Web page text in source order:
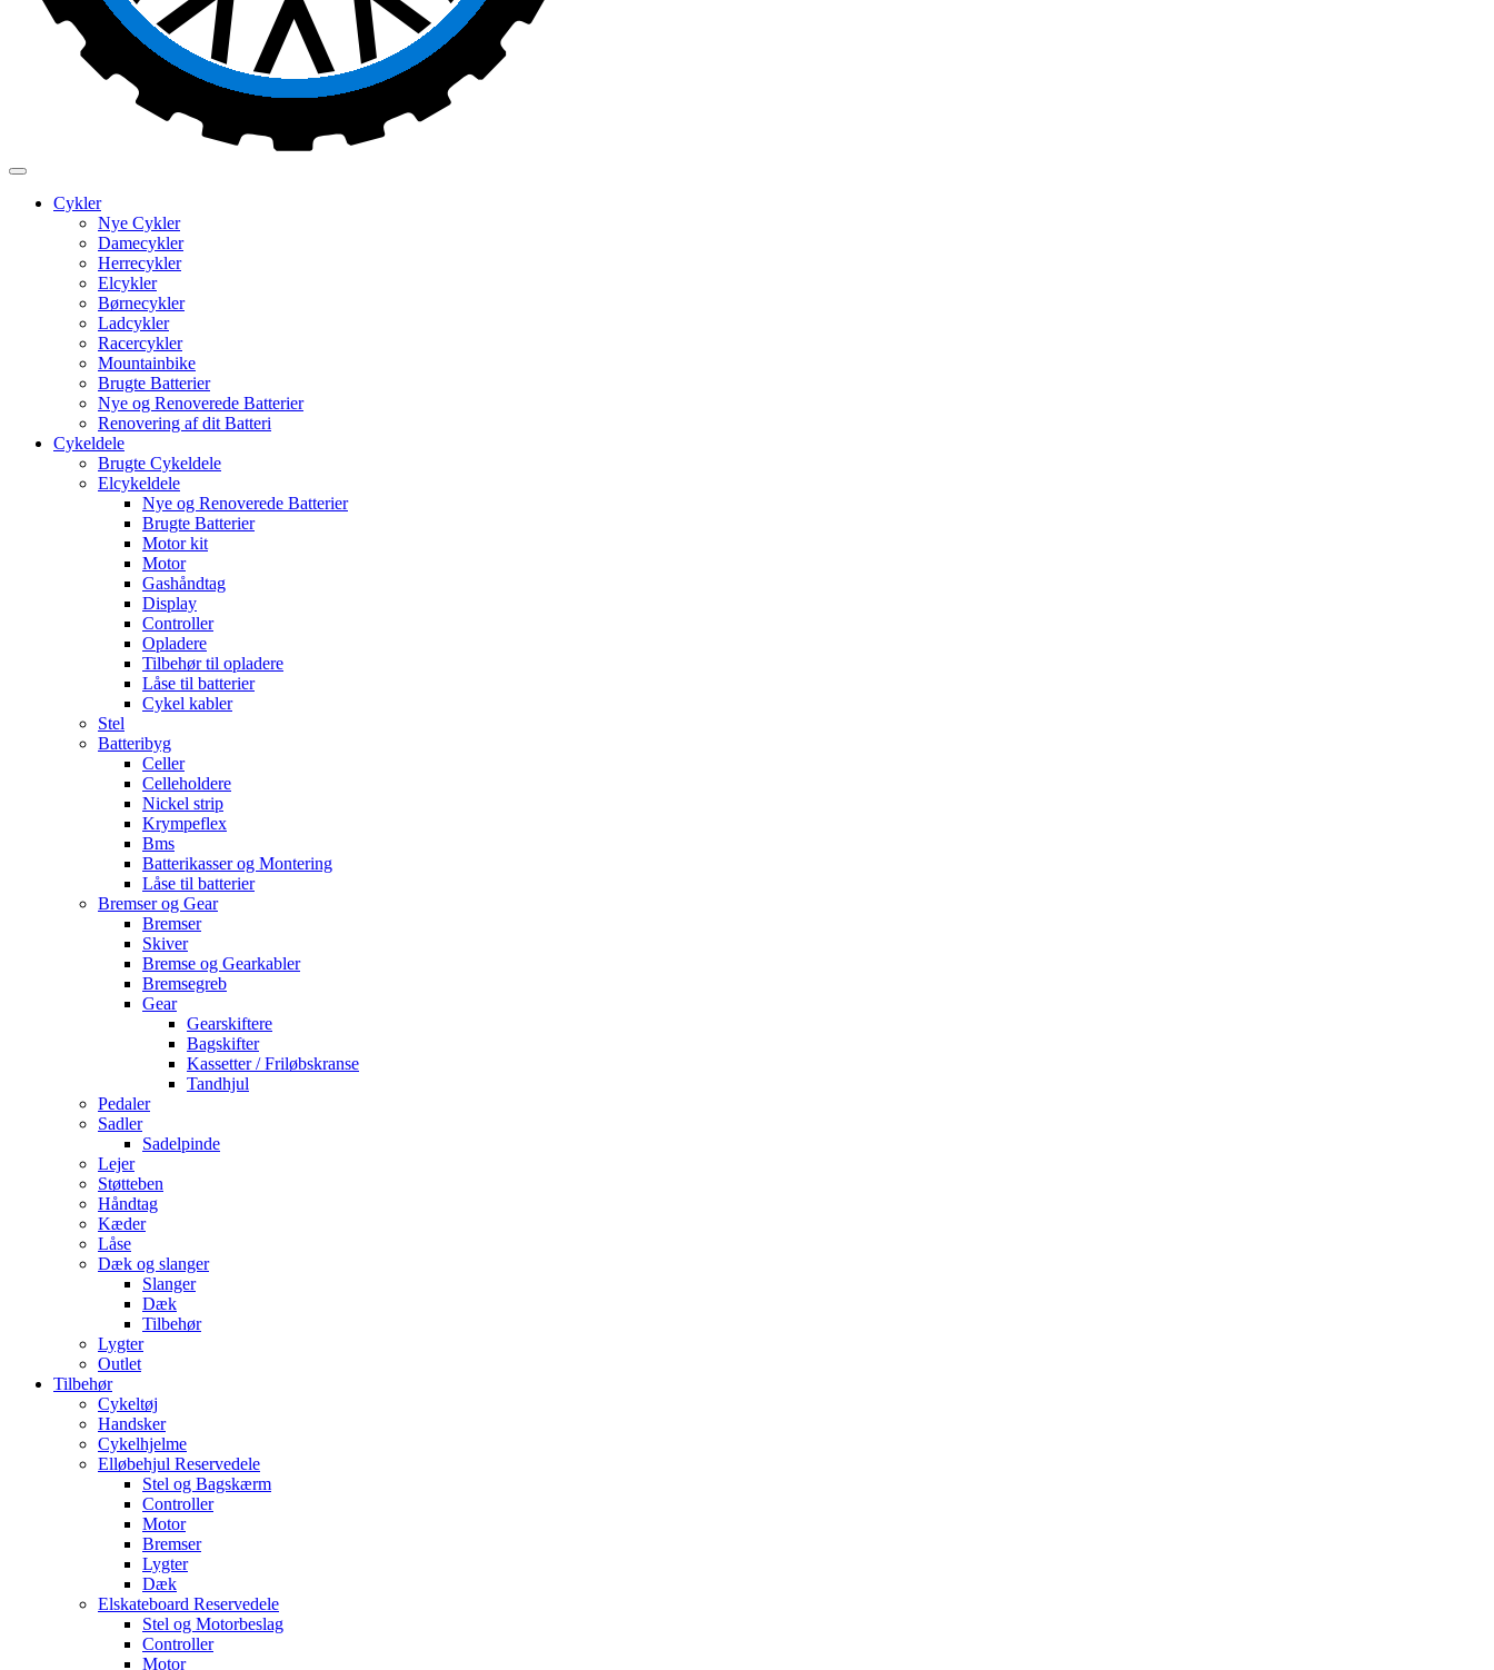
Cykler
Nye Cykler
Damecykler
Herrecykler
Elcykler
Børnecykler
Ladcykler
Racercykler
Mountainbike
Brugte Batterier
Nye og Renoverede Batterier
Renovering af dit Batteri
Cykeldele
Brugte Cykeldele
Elcykeldele
Nye og Renoverede Batterier
Brugte Batterier
Motor kit
Motor
Gashåndtag
Display
Controller
Opladere
Tilbehør til opladere
Låse til batterier
Cykel kabler
Stel
Batteribyg
Celler
Celleholdere
Nickel strip
Krympeflex
Bms
Batterikasser og Montering
Låse til batterier
Bremser og Gear
Bremser
Skiver
Bremse og Gearkabler
Bremsegreb
Gear
Gearskiftere
Bagskifter
Kassetter / Friløbskranse
Tandhjul
Pedaler
Sadler
Sadelpinde
Lejer
Støtteben
Håndtag
Kæder
Låse
Dæk og slanger
Slanger
Dæk
Tilbehør
Lygter
Outlet
Tilbehør
Cykeltøj
Handsker
Cykelhjelme
Elløbehjul Reservedele
Stel og Bagskærm
Controller
Motor
Bremser
Lygter
Dæk
Elskateboard Reservedele
Stel og Motorbeslag
Controller
Motor